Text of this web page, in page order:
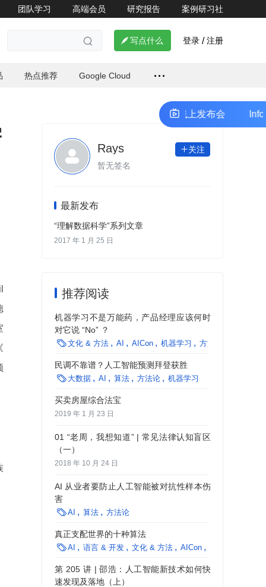
团队学习 高端会员 研究报告 案例研习社
  写点什么 登录 / 注册
热点推荐 Google Cloud
Rays 关注
暂无签名
最新发布
“理解数据科学”系列文章
2017 年 1 月 25 日
推荐阅读
机器学习不是万能药，产品经理应该何时
对它说 “No” ？
文化 & 方法 AI AICon 机器学习 方法论
民调不靠谱？人工智能预测拜登获胜
 大数据 AI 算法 方法论 机器学习
买卖房屋综合法宝
2019 年 1 月 23 日
01 “老周，我想知道” | 常见法律认知盲区
（一）
2018 年 10 月 24 日
AI 从业者要防止人工智能被对抗性样本伤
害
AI 算法 方法论
真正支配世界的十种算法
AI 语言 & 开发 文化 & 方法 AICon
第 205 讲 | 邵浩：人工智能新技术如何快
速发现及落地（上）
InfoQ 极客传媒开发者生态共创计划线上发布会 InfoQ 极